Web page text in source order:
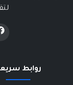
روابط